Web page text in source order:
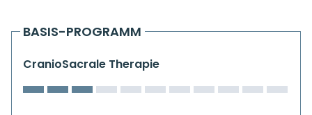
BASIS-PROGRAMM
CranioSacrale Therapie
Postgraduate- & Spezialkurse
Kiefergelenkkurse
CranioSacrale Ausbildung